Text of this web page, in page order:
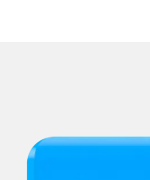
Verfügbarkeit abhängig